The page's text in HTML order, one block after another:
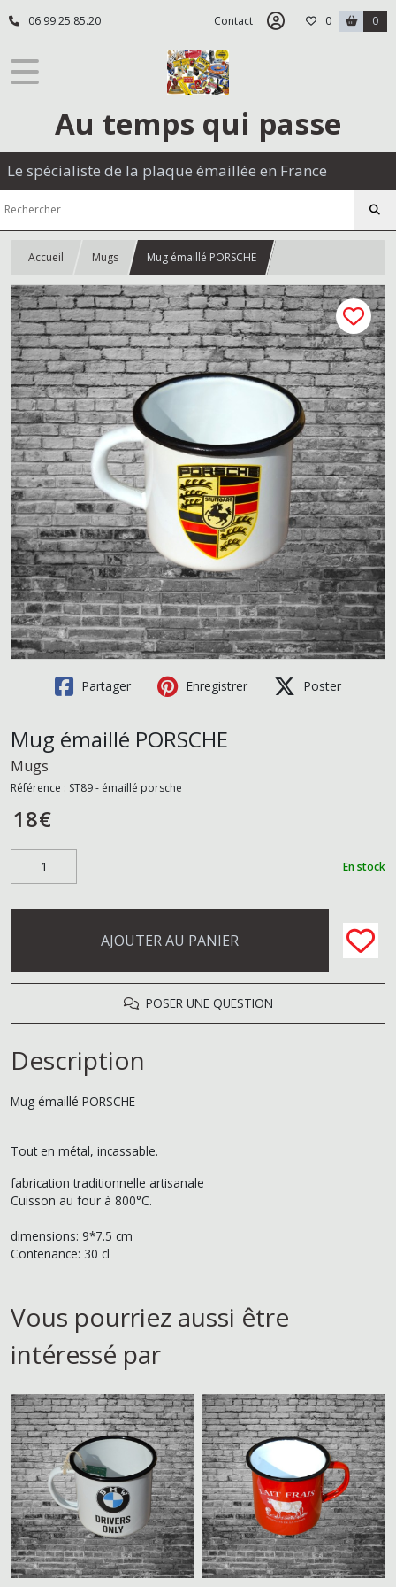
06.99.25.85.20 Contact 0 0
Au temps qui passe
Le spécialiste de la plaque émaillée en France
Accueil Mugs Mug émaillé PORSCHE
Partager Enregistrer Poster
Mug émaillé PORSCHE
Mugs
Référence : ST89 - émaillé porsche
18€
En stock
AJOUTER AU PANIER
POSER UNE QUESTION
Description
Mug émaillé PORSCHE
Tout en métal, incassable.
fabrication traditionnelle artisanale
Cuisson au four à 800°C.
dimensions: 9*7.5 cm
Contenance: 30 cl
Vous pourriez aussi être
intéressé par